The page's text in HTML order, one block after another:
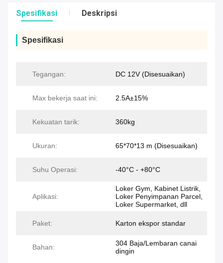
Spesifikasi Deskripsi
Spesifikasi
Tegangan: DC 12V (Disesuaikan)
Max bekerja saat ini: 2.5A±15%
Kekuatan tarik: 360kg
Ukuran: 65*70*13 m (Disesuaikan)
Suhu Operasi: -40°C - +80°C
Aplikasi:
Loker Gym, Kabinet Listrik,
Loker Penyimpanan Parcel,
Loker Supermarket, dll
Paket: Karton ekspor standar
Bahan:
304 Baja/Lembaran canai
dingin